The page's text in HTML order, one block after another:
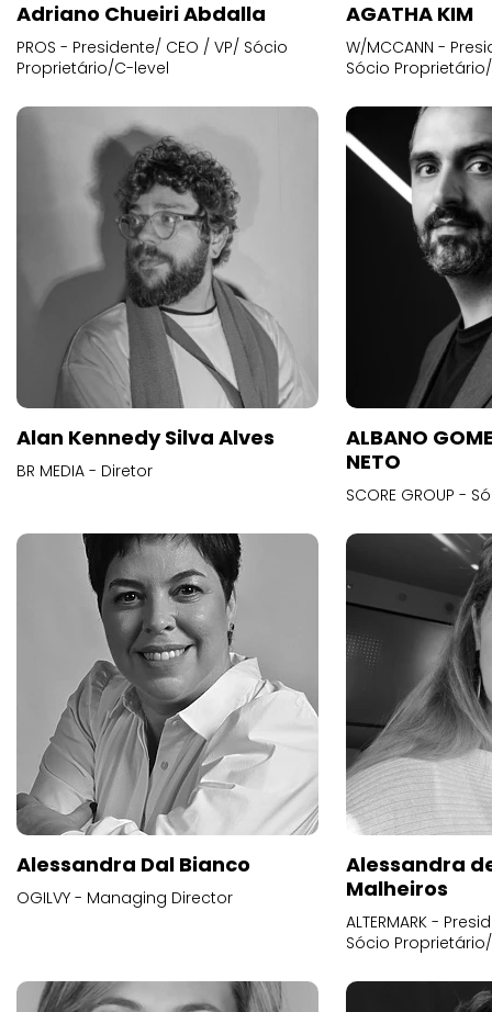
Adriano Chueiri Abdalla
PROS - Presidente/ CEO / VP/ Sócio
Proprietário/C-level
AGATHA KIM
W/MCCANN -
Sócio
Alan Kennedy Silva Alves
BR MEDIA - Diretor
ALBANO
NETO
SCORE GROUP -
Alessandra Dal Bianco
OGILVY - Managing Director
Alessandra
Malheiros
ALTERMARK -
Sócio